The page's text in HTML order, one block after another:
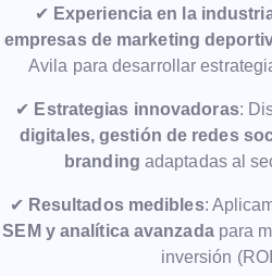
✔ Experiencia en la
empresas de marketing
Avila para desarrollar
✔ Estrategias innovadoras:
digitales, gestión de redes
branding adaptadas al
✔ Resultados medibles:
SEM y analítica avanzadapara
inversión